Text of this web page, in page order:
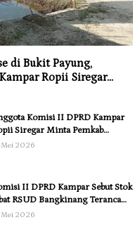
di Bukit Payung,
Ropii Siregar
yang Menyentuh
Komisi II DPRD Kampar
Siregar Minta Pemkab
Cepat Atasi Ancaman
Mei 2026
II DPRD Kampar Sebut Stok
RSUD Bangkinang Terancam
Juli 2026
Mei 2026